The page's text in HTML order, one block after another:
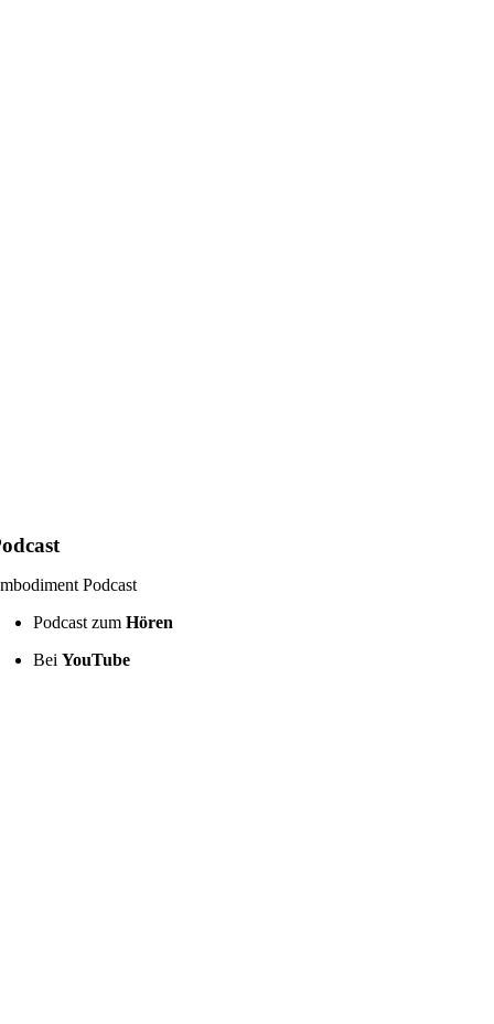
Podcast
Podcast zumHören
BeiYouTube